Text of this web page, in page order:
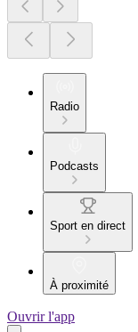
Radio
Podcasts
Sport en direct
À proximité
Ouvrir l'app